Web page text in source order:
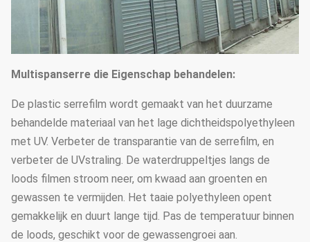
Hoofdpijler
50mm, 60mm, 76mm, 89mm,
114mm, 50X70mm, 60X80mm
50x100mm, 80x80mm,
Norm: 60mm, 50X70mm,
40x80mm, 80X80mm… enz.
De dikte van de
staalbuis
1.5mm, 2.0mm, 2.5mm, 3.0mm,
3.5mm of aangepast
Stichting Punt concrete basis
Multispanserre die Eigenschap behandelen:
De plastic serrefilm wordt gemaakt van het duurzame
behandelde materiaal van het lage dichtheidspolyethyleen
met UV. Verbeter de transparantie van de serrefilm, en
verbeter de UVstraling. De waterdruppeltjes langs de
loods filmen stroom neer, om kwaad aan groenten en
gewassen te vermijden. Het taaie polyethyleen opent
gemakkelijk en duurt lange tijd. Pas de temperatuur binnen
de loods, geschikt voor de gewassengroei aan.